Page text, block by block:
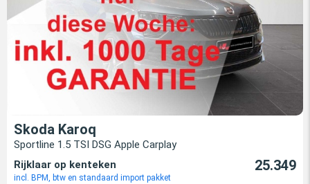
Skoda Karoq
Sportline 1.5 TSI DSG Apple Carplay
Rijklaar op kenteken
incl. BPM, btw en standaard import pakket
25.349